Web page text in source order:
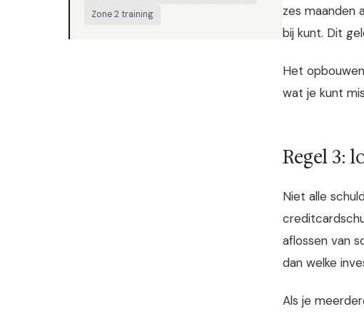
Zone 2 training
zes maanden
bij kunt. Dit
Het
wat je kunt
Regel 3:
Niet alle
aflossen van
dan welke
Als je